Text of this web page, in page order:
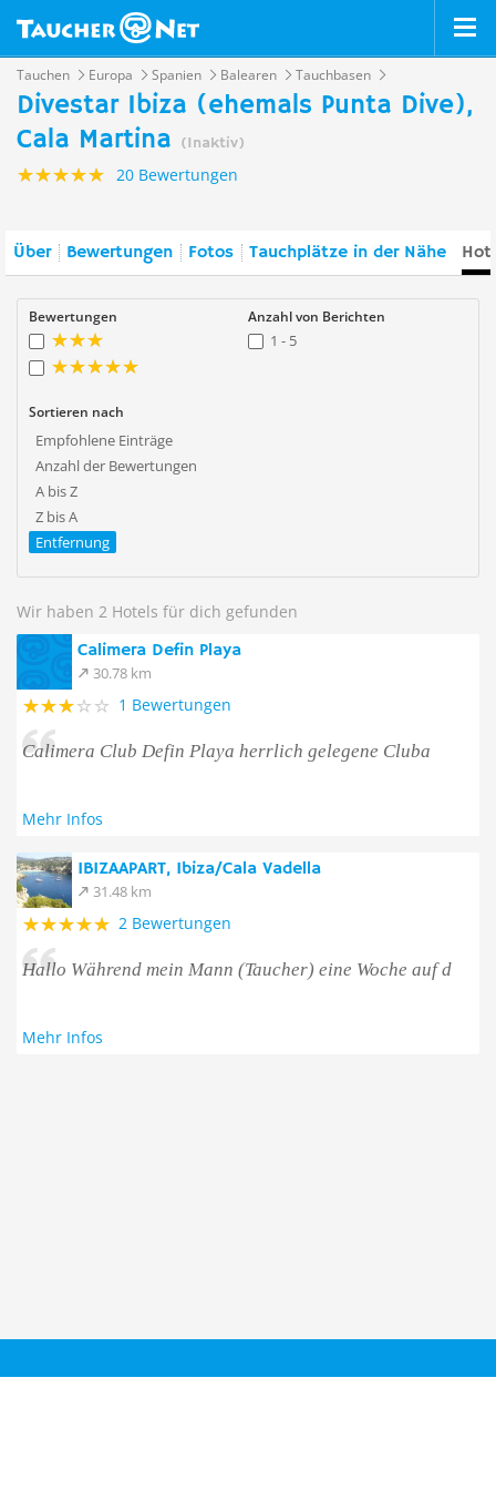
Tauchen Europa Spanien Balearen Tauchbasen
Divestar Ibiza (ehemals Punta Dive),
Cala Martina (Inaktiv)
20 Bewertungen
Über Bewertungen Fotos Tauchplätze in der Nähe
Bewertungen Anzahl von Berichten
1 - 5
Sortieren nach
Empfohlene Einträge
Anzahl der Bewertungen
A bis Z
Z bis A
Entfernung
Wir haben 2 Hotels für dich gefunden
Calimera Defin Playa
30.78 km
1 Bewertungen
Calimera Club Defin Playa herrlich gelegene Cluba
Mehr Infos
IBIZAAPART, Ibiza/Cala Vadella
31.48 km
2 Bewertungen
Hallo Während mein Mann (Taucher) eine Woche auf d
Mehr Infos
Taucher.Net